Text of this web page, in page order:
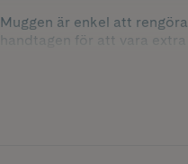
Muggen är enkel att
handtagen för att vara